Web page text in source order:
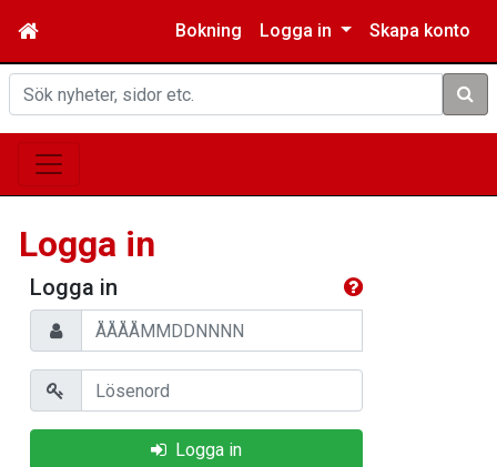
Bokning Logga in Skapa konto
Sök
Logga in
Logga in
Personnummer
Lösenord
Logga in